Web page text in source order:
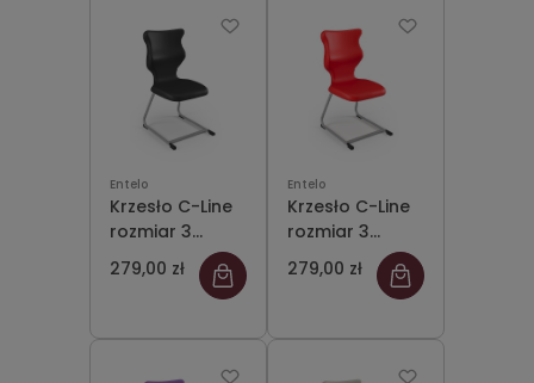
Entelo
Krzesło C-Line
rozmiar 3
siedzisko
czarny/stelaż
279,00 zł
Entelo
Krzesło C-Line
rozmiar 3
siedzisko
czerwony/stelaż
279,00 zł